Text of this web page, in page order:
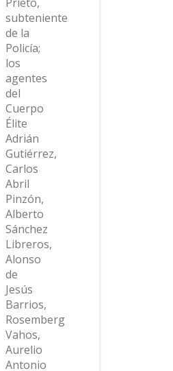
subteniente
de la
Policía;
los
agentes
del
Cuerpo
Élite
Adrián
Gutiérrez,
Carlos
Abril
Pinzón,
Alberto
Sánchez
Libreros,
Alonso
de
Jesús
Barrios,
Rosemberg
Vahos,
Aurelio
Antonio